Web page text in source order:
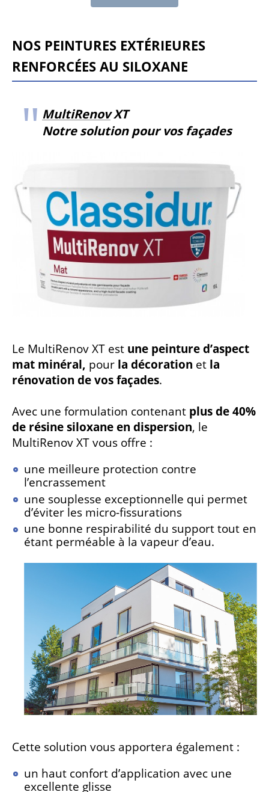
NOS PEINTURES EXTÉRIEURES
RENFORCÉES AU SILOXANE
MultiRenovXT
Notre solution pour vos façades
Le MultiRenov XT est une peinture d’aspect
mat minéral, pour la décoration et la
rénovation de vos façades.
Avec une formulation contenant plus de 40%
de résine siloxane en dispersion, le
MultiRenov XT vous offre :
une meilleure protection contre
l’encrassement
une souplesse exceptionnelle qui permet
d’éviter les micro-fissurations
une bonne respirabilité du support tout en
étant perméable à la vapeur d’eau.
Cette solution vous apportera également :
un haut confort d’application avec une
excellente glisse